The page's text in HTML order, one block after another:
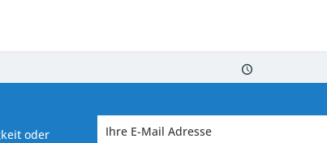
oder